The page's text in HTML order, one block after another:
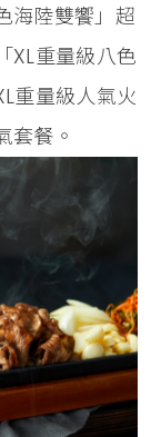
海陸雙饗」超
XL重量級八色
重量級人氣火
套餐。